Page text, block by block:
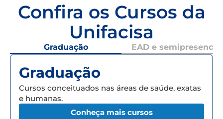
Confira os Cursos da
Unifacisa
Graduação EAD e semipresencial
Graduação
Cursos conceituados nas áreas de saúde, exatas
e humanas.
Conheça mais cursos